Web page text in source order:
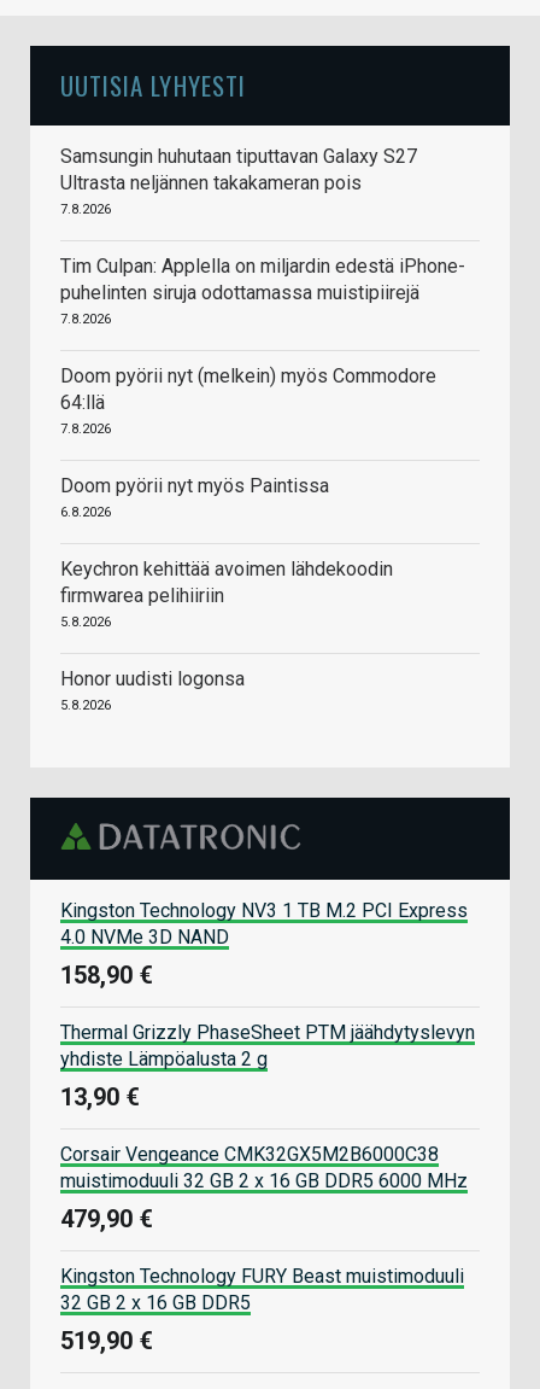
UUTISIA LYHYESTI
Samsungin huhutaan tiputtavan Galaxy S27
Ultrasta neljännen takakameran pois
7.8.2026
Tim Culpan: Applella on miljardin edestä iPhone-
puhelinten siruja odottamassa muistipiirejä
7.8.2026
Doom pyörii nyt (melkein) myös Commodore
64:llä
7.8.2026
Doom pyörii nyt myös Paintissa
6.8.2026
Keychron kehittää avoimen lähdekoodin
firmwarea pelihiiriin
5.8.2026
Honor uudisti logonsa
5.8.2026
Kingston Technology NV3 1 TB M.2 PCI Express
4.0 NVMe 3D NAND
158,90 €
Thermal Grizzly PhaseSheet PTM jäähdytyslevyn
yhdiste Lämpöalusta 2 g
13,90 €
Corsair Vengeance CMK32GX5M2B6000C38
muistimoduuli 32 GB 2 x 16 GB DDR5 6000 MHz
479,90 €
Kingston Technology FURY Beast muistimoduuli
32 GB 2 x 16 GB DDR5
519,90 €